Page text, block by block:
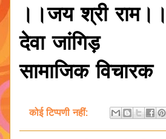
।।जय श्री राम।।
देवा जांगिड़
सामाजिक विचारक
कोई टिप्पणी नहीं: